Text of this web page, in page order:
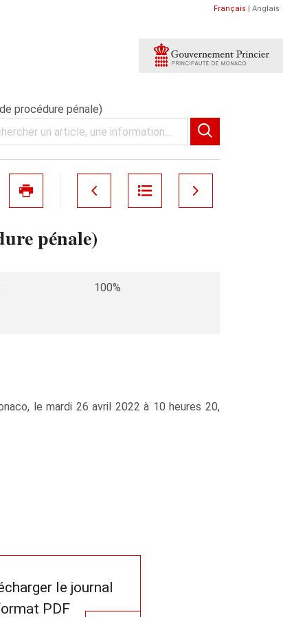
Français | Anglais
procédure pénale)
pénale)
100%
le mardi 26 avril 2022 à 10 heures 20,
le journal
PDF